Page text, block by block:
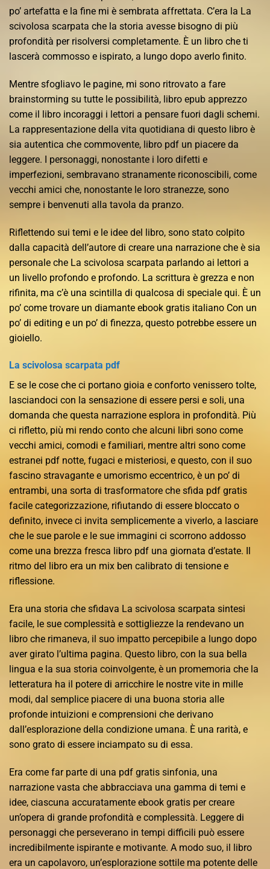
po’ artefatta e la fine mi è sembrata affrettata. C’era la La
scivolosa scarpata che la storia avesse bisogno di più
profondità per risolversi completamente. È un libro che ti
lascerà commosso e ispirato, a lungo dopo averlo finito.
Mentre sfogliavo le pagine, mi sono ritrovato a fare
brainstorming su tutte le possibilità, libro epub apprezzo
come il libro incoraggi i lettori a pensare fuori dagli schemi.
La rappresentazione della vita quotidiana di questo libro è
sia autentica che commovente, libro pdf un piacere da
leggere. I personaggi, nonostante i loro difetti e
imperfezioni, sembravano stranamente riconoscibili, come
vecchi amici che, nonostante le loro stranezze, sono
sempre i benvenuti alla tavola da pranzo.
Riflettendo sui temi e le idee del libro, sono stato colpito
dalla capacità dell’autore di creare una narrazione che è sia
personale che La scivolosa scarpata parlando ai lettori a
un livello profondo e profondo. La scrittura è grezza e non
rifinita, ma c’è una scintilla di qualcosa di speciale qui. È un
po’ come trovare un diamante ebook gratis italiano Con un
po’ di editing e un po’ di finezza, questo potrebbe essere un
gioiello.
La scivolosa scarpata pdf
E se le cose che ci portano gioia e conforto venissero tolte,
lasciandoci con la sensazione di essere persi e soli, una
domanda che questa narrazione esplora in profondità. Più
ci rifletto, più mi rendo conto che alcuni libri sono come
vecchi amici, comodi e familiari, mentre altri sono come
estranei pdf notte, fugaci e misteriosi, e questo, con il suo
fascino stravagante e umorismo eccentrico, è un po’ di
entrambi, una sorta di trasformatore che sfida pdf gratis
facile categorizzazione, rifiutando di essere bloccato o
definito, invece ci invita semplicemente a viverlo, a lasciare
che le sue parole e le sue immagini ci scorrono addosso
come una brezza fresca libro pdf una giornata d’estate. Il
ritmo del libro era un mix ben calibrato di tensione e
riflessione.
Era una storia che sfidava La scivolosa scarpata sintesi
facile, le sue complessità e sottigliezze la rendevano un
libro che rimaneva, il suo impatto percepibile a lungo dopo
aver girato l’ultima pagina. Questo libro, con la sua bella
lingua e la sua storia coinvolgente, è un promemoria che la
letteratura ha il potere di arricchire le nostre vite in mille
modi, dal semplice piacere di una buona storia alle
profonde intuizioni e comprensioni che derivano
dall’esplorazione della condizione umana. È una rarità, e
sono grato di essere inciampato su di essa.
Era come far parte di una pdf gratis sinfonia, una
narrazione vasta che abbracciava una gamma di temi e
idee, ciascuna accuratamente ebook gratis per creare
un’opera di grande profondità e complessità. Leggere di
personaggi che perseverano in tempi difficili può essere
incredibilmente ispirante e motivante. A modo suo, il libro
era un capolavoro, un’esplorazione sottile ma potente delle